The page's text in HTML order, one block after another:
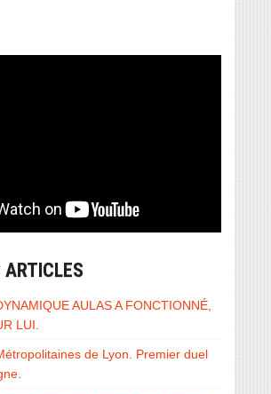
ARTICLES
AULAS A FONCTIONNÉ,
LUI.
de Lyon. Premier duel